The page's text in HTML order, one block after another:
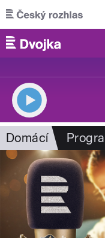
Přejít k hlavnímu obsahu
Domácí